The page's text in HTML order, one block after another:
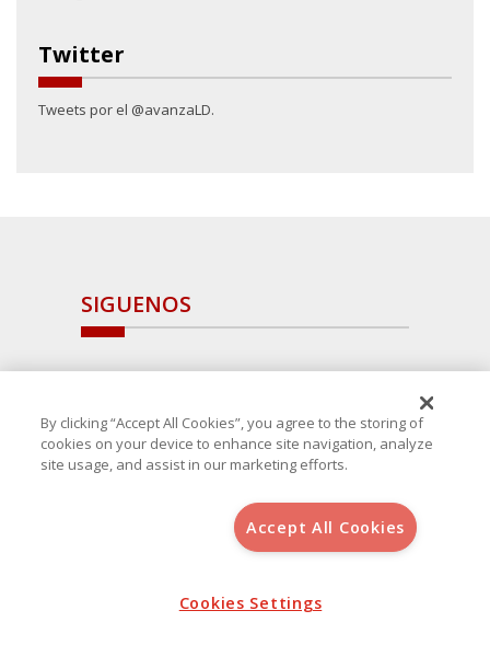
Twitter
Tweets por el @avanzaLD.
SIGUENOS
, S.L.U.(B-64405731) c/ San Norberto
Aviso Legal
Política de Cookies
By clicking “Accept All Cookies”, you agree to the storing of
cookies on your device to enhance site navigation, analyze
site usage, and assist in our marketing efforts.
Accept All Cookies
Cookies Settings